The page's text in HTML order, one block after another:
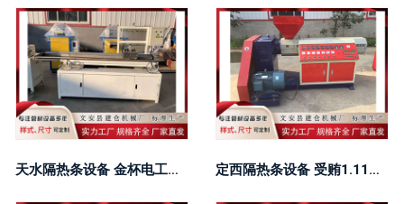
天水隔热条设备 金杯电工：目前有个别产品间接供应给相关核聚变研究机构进行预研 定西隔热条设备 受贿1.11亿余元 宁夏回族自治区政协原党组书记、主席齐同生一审被判死缓